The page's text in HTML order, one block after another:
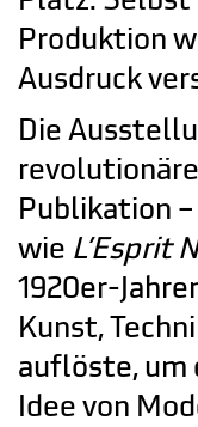
Produktion
Ausdruck
Die
Publikation
wie L’Esprit
1920er-
Kunst,
auflöste, um
Idee von